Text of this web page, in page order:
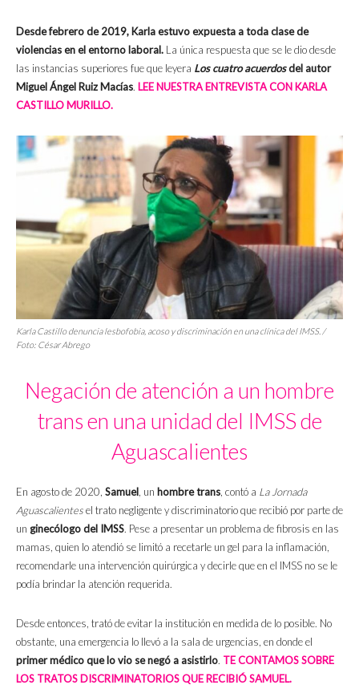
Desde febrero de 2019, Karla estuvo expuesta a toda clase de
violencias en el entorno laboral. La única respuesta que se le dio desde
las instancias superiores fue que leyera Los cuatro acuerdosdel autor
Miguel Ángel Ruiz Macías. LEE NUESTRA ENTREVISTA CON KARLA
CASTILLO MURILLO.
Karla Castillo denuncia lesbofobia, acoso y discriminación en una clínica del IMSS. /
Foto: César Abrego
Negación de atención a un hombre
trans en una unidad del IMSS de
Aguascalientes
En agosto de 2020, Samuel, un hombre trans, contó a La Jornada
Aguascalientesel trato negligente y discriminatorio que recibió por parte de
un ginecólogo del IMSS. Pese a presentar un problema de fibrosis en las
mamas, quien lo atendió se limitó a recetarle un gel para la inflamación,
recomendarle una intervención quirúrgica y decirle que en el IMSS no se le
podía brindar la atención requerida.
Desde entonces, trató de evitar la institución en medida de lo posible. No
obstante, una emergencia lo llevó a la sala de urgencias, en donde el
primer médico que lo vio se negó a asistirlo. TE CONTAMOS SOBRE
LOS TRATOS DISCRIMINATORIOS QUE RECIBIÓ SAMUEL.